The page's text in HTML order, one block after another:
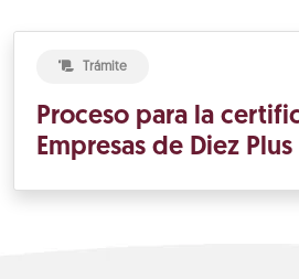
Trámite
Proceso para la
Empresas de Diez Plus